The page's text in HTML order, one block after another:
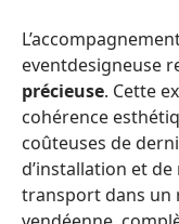
eventdesigneuse
précieuse. Cette
cohérence
coûteuses de
d’installation et
transport dans un